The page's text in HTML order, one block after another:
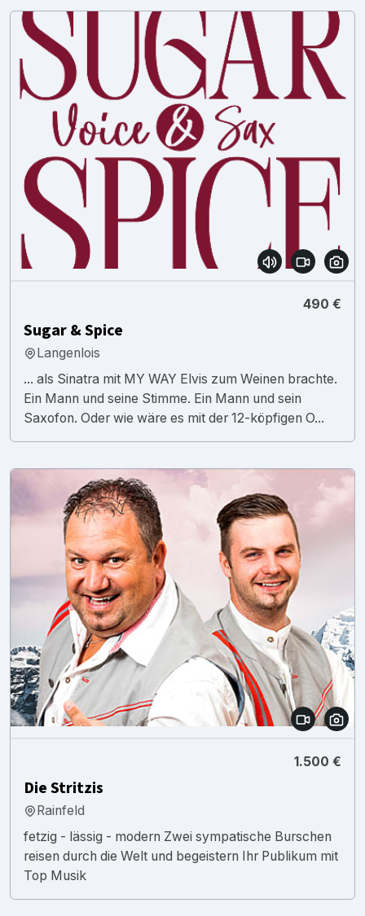
490 €
Sugar & Spice
Langenlois
... als Sinatra mit MY WAY Elvis zum Weinen brachte.
Ein Mann und seine Stimme. Ein Mann und sein
Saxofon. Oder wie wäre es mit der 12-köpfigen O...
1.500 €
Die Stritzis
Rainfeld
fetzig - lässig - modern Zwei sympatische Burschen
reisen durch die Welt und begeistern Ihr Publikum mit
Top Musik